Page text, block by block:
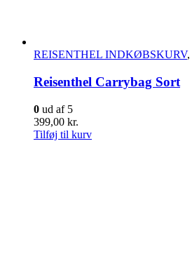
REISENTHEL INDKØBSKURV,
Reisenthel Carrybag Sort
0 ud af 5
399,00 kr.
Tilføj til kurv